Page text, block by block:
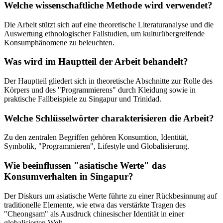
Welche wissenschaftliche Methode wird verwendet?
Die Arbeit stützt sich auf eine theoretische Literaturanalyse und die
Auswertung ethnologischer Fallstudien, um kulturübergreifende
Konsumphänomene zu beleuchten.
Was wird im Hauptteil der Arbeit behandelt?
Der Hauptteil gliedert sich in theoretische Abschnitte zur Rolle des
Körpers und des "Programmierens" durch Kleidung sowie in
praktische Fallbeispiele zu Singapur und Trinidad.
Welche Schlüsselwörter charakterisieren die Arbeit?
Zu den zentralen Begriffen gehören Konsumtion, Identität,
Symbolik, "Programmieren", Lifestyle und Globalisierung.
Wie beeinflussen "asiatische Werte" das
Konsumverhalten in Singapur?
Der Diskurs um asiatische Werte führte zu einer Rückbesinnung auf
traditionelle Elemente, wie etwa das verstärkte Tragen des
"Cheongsam" als Ausdruck chinesischer Identität in einer